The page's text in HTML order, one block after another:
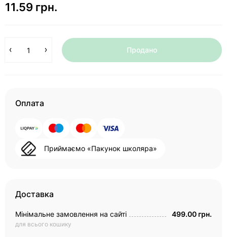
11.59 грн.
Продано
Оплата
Приймаємо «Пакунок школяра»
Доставка
Мінімальне замовлення на сайті
для всього кошику
499.00 грн.